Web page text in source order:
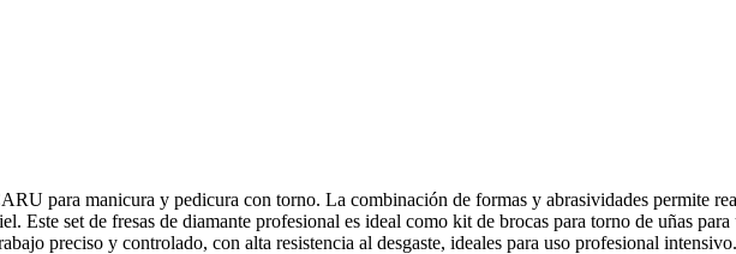
para manicura y pedicura con torno. La combinación de formas y abrasividades permite
Este set de fresas de diamante profesional es ideal como kit de brocas para torno de uñas para
preciso y controlado, con alta resistencia al desgaste, ideales para uso profesional